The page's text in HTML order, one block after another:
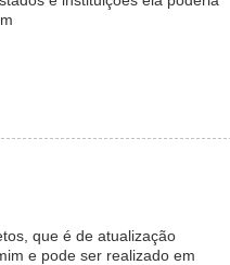
que é de atualização
e pode ser realizado em